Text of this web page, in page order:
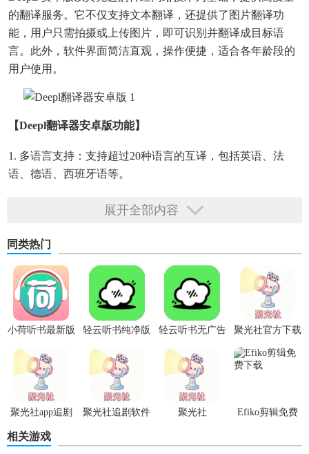
的翻译服务。它不仅支持文本翻译，还提供了图片翻译功
能，用户只需拍摄或上传图片，即可识别并翻译成目标语
言。此外，软件界面简洁直观，操作便捷，适合各年龄段的
用户使用。
【deepl翻译器安卓版功能】
1. 多语言支持：支持超过20种语言的互译，包括英语、法
语、德语、西班牙语等。
2. 文本翻译：快速准确的文本翻译功能，适用于各种文档、
3. 图片翻译：通过拍照或上传图片，自动识别并翻译成目标
语言，适合路标、菜单等场景。
4. 离线翻译：提供离线翻译包下载，即使在无网络环境下也
能进行翻译。
6. 语音输入：支持语音输入功能，方便用户在不便打字时使
【deepl翻译器安卓版亮点】
1. 高准确性：基于先进的神经网络技术，提供接近人类水平
展开全部内容
同类热门
小荷听书最新版
轻云听书纯净版
轻云听书无广告
聚光社官方下载
聚光社app追剧 聚光社追剧软件 聚光社
Efiko剪辑免费
相关游戏